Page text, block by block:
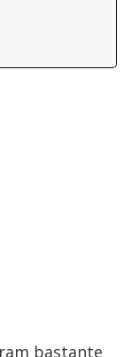
bastante